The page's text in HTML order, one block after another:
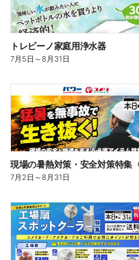
トレビーノ家庭用浄水器
7月5日 ～8月31日
7月2日 ～8月31日